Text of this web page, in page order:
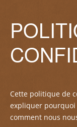
Cette politique de
expliquer pourquoi
comment nous